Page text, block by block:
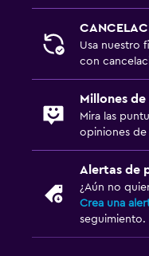
Usa nuestro
con
Millones
Mira las
opiniones de
Alertas de
¿Aún no
Crea una
seguimiento.